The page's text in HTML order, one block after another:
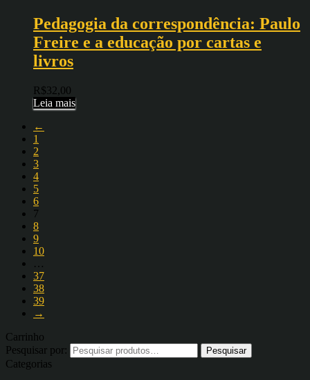
Pedagogia da correspondência: Paulo
Freire e a educação por cartas e
livros
R$32,00
Leia mais
←
1
2
3
4
5
6
7
8
9
10
…
37
38
39
→
Carrinho
Pesquisar por:
Categorias